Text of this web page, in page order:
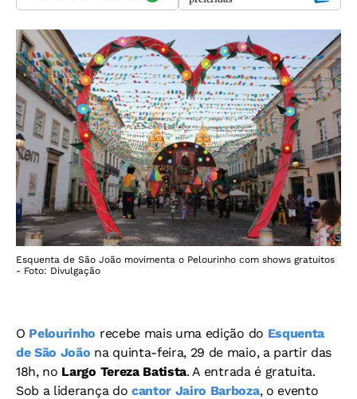
Esquenta de São João movimenta o Pelourinho com shows gratuitos
- Foto: Divulgação
O Pelourinho recebe mais uma edição do Esquenta
de São João na quinta-feira, 29 de maio, a partir das
18h, no Largo Tereza Batista. A entrada é gratuita.
Sob a liderança do cantor Jairo Barboza, o evento